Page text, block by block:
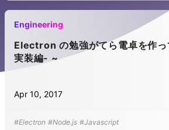
Engineering
Electron の勉強がてら電卓を作
実装編- ~
Apr 10, 2017
#Electron #Node.js #Javascript